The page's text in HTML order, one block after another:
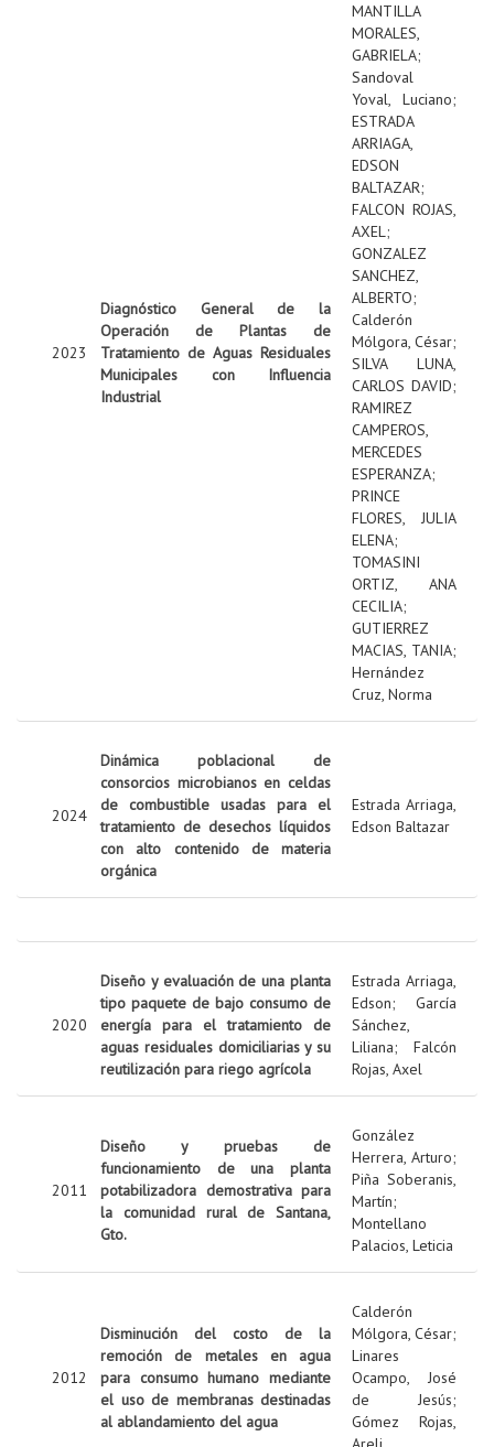
2023
Diagnóstico General de la
Operación de Plantas de
Tratamiento de Aguas Residuales
Municipales con Influencia
Industrial
MANTILLA
MORALES,
GABRIELA;
Sandoval
Yoval, Luciano;
ESTRADA
ARRIAGA,
EDSON
BALTAZAR;
FALCON ROJAS,
AXEL;
GONZALEZ
SANCHEZ,
ALBERTO;
Calderón
Mólgora, César;
SILVA LUNA,
CARLOS DAVID;
RAMIREZ
CAMPEROS,
MERCEDES
ESPERANZA;
PRINCE
FLORES, JULIA
ELENA;
TOMASINI
ORTIZ, ANA
CECILIA;
GUTIERREZ
MACIAS, TANIA;
Hernández
Cruz, Norma
2024
Dinámica poblacional de
consorcios microbianos en celdas
de combustible usadas para el
tratamiento de desechos líquidos
con alto contenido de materia
orgánica
Estrada Arriaga,
Edson Baltazar
2020
Diseño y evaluación de una planta
tipo paquete de bajo consumo de
energía para el tratamiento de
aguas residuales domiciliarias y su
reutilización para riego agrícola
Estrada Arriaga,
Edson; García
Sánchez,
Liliana; Falcón
Rojas, Axel
2011
Diseño y pruebas de
funcionamiento de una planta
potabilizadora demostrativa para
la comunidad rural de Santana,
Gto.
González
Herrera, Arturo;
Piña Soberanis,
Martín;
Montellano
Palacios, Leticia
2012
Disminución del costo de la
remoción de metales en agua
para consumo humano mediante
el uso de membranas destinadas
al ablandamiento del agua
Calderón
Mólgora, César;
Linares
Ocampo, José
de Jesús;
Gómez Rojas,